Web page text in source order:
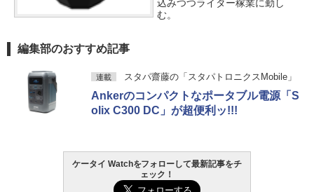
込みつつライター稼業に勤し
む。
編集部のおすすめ記事
連載 スタパ齋藤の「スタパトロニクスMobile」
Ankerのコンパクトなポータブル電源「S
olix C300 DC」が超便利ッ!!!
ケータイ Watchをフォローして最新記事をチ
ェック！